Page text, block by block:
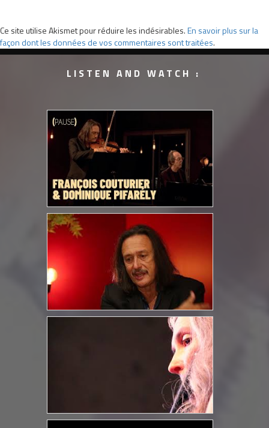
Ce site utilise Akismet pour réduire les indésirables.En savoir plus sur la
façon dont les données de vos commentaires sont traitées.
LISTEN AND WATCH :